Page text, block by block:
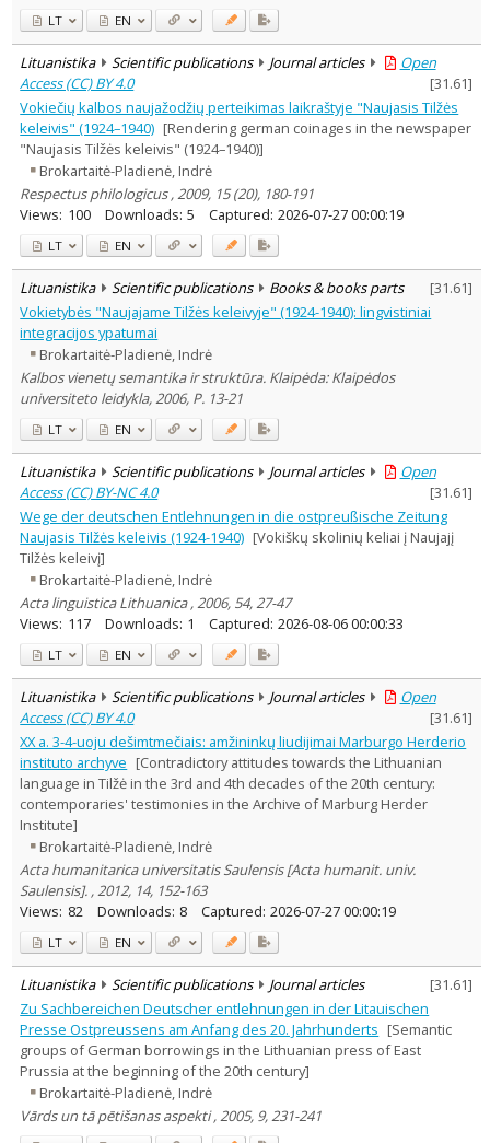
LT EN
Lituanistika Scientific publications Journal articles
Open
Access (CC) BY 4.0
[31.61]
Vokiečių kalbos naujažodžių perteikimas laikraštyje "Naujasis Tilžės
keleivis" (1924–1940) [Rendering german coinages in the newspaper
"Naujasis Tilžės keleivis" (1924–1940)]
Brokartaitė-Pladienė, Indrė
Respectus philologicus , 2009, 15 (20), 180-191
Views: 100 Downloads: 5 Captured: 2026-07-27 00:00:19
LT EN
Lituanistika Scientific publications Books & books parts [31.61]
Vokietybės "Naujajame Tilžės keleivyje" (1924-1940): lingvistiniai
integracijos ypatumai
Brokartaitė-Pladienė, Indrė
Kalbos vienetų semantika ir struktūra. Klaipėda: Klaipėdos
universiteto leidykla, 2006, P. 13-21
LT EN
Lituanistika Scientific publications Journal articles
Open
Access (CC) BY-NC 4.0
[31.61]
Wege der deutschen Entlehnungen in die ostpreußische Zeitung
Naujasis Tilžės keleivis (1924-1940) [Vokiškų skolinių keliai į Naujajį
Tilžės keleivį]
Brokartaitė-Pladienė, Indrė
Acta linguistica Lithuanica , 2006, 54, 27-47
Views: 117 Downloads: 1 Captured: 2026-08-06 00:00:33
LT EN
Lituanistika Scientific publications Journal articles
Open
Access (CC) BY 4.0
[31.61]
XX a. 3-4-uoju dešimtmečiais: amžininkų liudijimai Marburgo Herderio
instituto archyve [Contradictory attitudes towards the Lithuanian
language in Tilžė in the 3rd and 4th decades of the 20th century:
contemporaries' testimonies in the Archive of Marburg Herder
Institute]
Brokartaitė-Pladienė, Indrė
Acta humanitarica universitatis Saulensis [Acta humanit. univ.
Saulensis]. , 2012, 14, 152-163
Views: 82 Downloads: 8 Captured: 2026-07-27 00:00:19
LT EN
Lituanistika Scientific publications Journal articles [31.61]
Zu Sachbereichen Deutscher entlehnungen in der Litauischen
Presse Ostpreussens am Anfang des 20. Jahrhunderts [Semantic
groups of German borrowings in the Lithuanian press of East
Prussia at the beginning of the 20th century]
Brokartaitė-Pladienė, Indrė
Vārds un tā pētišanas aspekti , 2005, 9, 231-241